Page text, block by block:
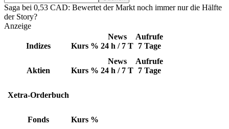
Saga bei 0,53 CAD: Bewertet der Markt noch immer nur die Hälfte
der Story?
Anzeige
Indizes Kurs %
News
24 h / 7 T
Aufrufe
7 Tage
Aktien Kurs %
News
24 h / 7 T
Aufrufe
7 Tage
Xetra-Orderbuch
Fonds Kurs %